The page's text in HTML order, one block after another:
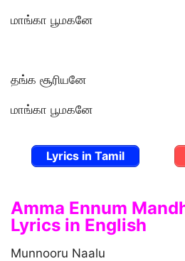
மாங்கா பூமகனே
தங்க சூரியனே
மாங்கா பூமகனே
Lyrics in Tamil
Amma Ennum
Lyrics in English
Munnooru Naalu